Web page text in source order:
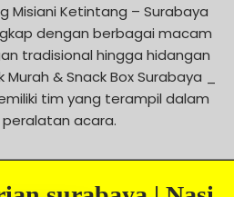
Misiani Ketintang – Surabaya
dengan berbagai macam
tradisional hingga hidangan
& Snack Box Surabaya _
tim yang terampil dalam
acara.